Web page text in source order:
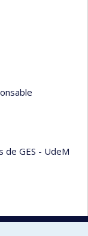
de GES - UdeM